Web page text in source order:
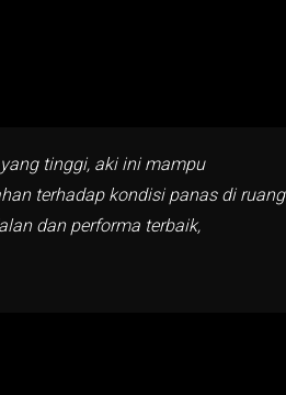
tinggi, aki ini mampu
terhadap kondisi panas di ruang
dan performa terbaik,